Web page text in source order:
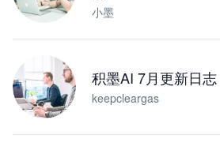
小墨
积墨AI 7月更新日志
keepcleargas